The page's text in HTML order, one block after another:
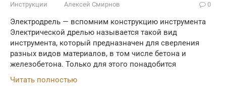
Инструкции Алексей Смирнов 0
Электродрель — вспомним конструкцию инструмента
Электрической дрелью называется такой вид
инструмента, который предназначен для сверления
разных видов материалов, в том числе бетона и
железобетона. Только для этого понадобится
Читать полностью